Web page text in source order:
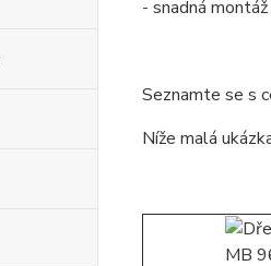
- snadná montáž
Seznamte se s
Níže malá